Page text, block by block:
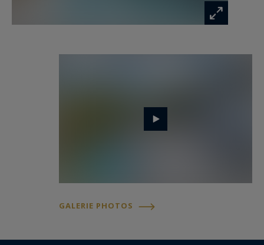
Contact : M. Jean Alain Nebout - 06 18 19 62 26
pour Cap Ferret Pyla Sotheby's International
Immobilier de prestige inspirant, experts en
GALERIE PHOTOS